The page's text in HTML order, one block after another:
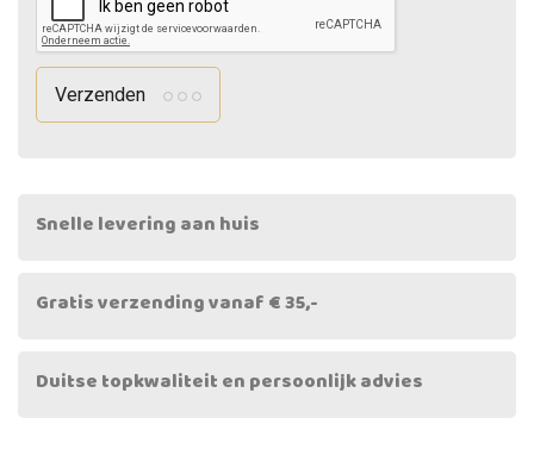
Verzenden
Snelle levering aan huis
Gratis verzending vanaf € 35,-
Duitse topkwaliteit en persoonlijk advies